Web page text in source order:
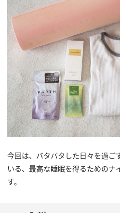
今回は、バタバタした日々を過ご
いる、最高な睡眠を得るためのナ
す。